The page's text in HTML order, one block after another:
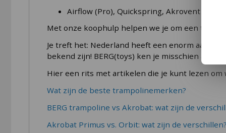
jarenlang verzekerd van springplezier!De
camouflage kleur trampoline rand, dubbel
blijft daarnaast netjes liggen bij iedere sprong.
trampoline terecht komen. Het randkussen is
en FlatLevel (volledig gelijk met de grond)
strakke uitstraling omdat de trampoline zo een
Pro-Line trampolines worden zelf ontworpen
trots op zijn. Om die reden bieden we, in
Bovendien zijn onze trampolines uitstekend
Amerika zijn ze zelfs als beste getest.
Airflow (Pro), Quickspring, Akrovent
Met onze koophulp helpen we je om een
Je treft het: Nederland heeft een enorm
bekend zijn! BERG(toys) ken je misschien al.
Hier een rits met artikelen die je kunt lezen
Wat zijn de beste trampolinemerken?
BERG trampoline vs Akrobat: wat zijn de
Akrobat Primus vs. Orbit: wat zijn de verschillen?